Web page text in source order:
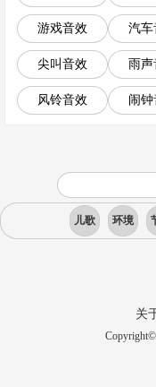
游戏音效 汽车
尖叫音效 雨声
风铃音效 闹钟
儿歌 环境
关
Copyright©